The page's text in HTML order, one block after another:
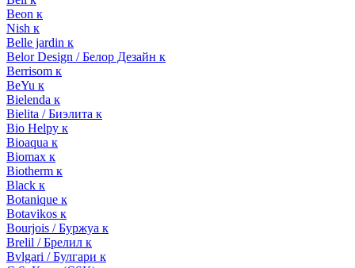
Beon к
Nish к
Belle jardin к
Belor Design / Белор Дезайн к
Berrisom к
BeYu к
Bielenda к
Bielita / Биэлита к
Bio Helpy к
Bioaqua к
Biomax к
Biotherm к
Black к
Botanique к
Botavikos к
Bourjois / Буржуа к
Brelil / Брелил к
Bvlgari / Булгари к